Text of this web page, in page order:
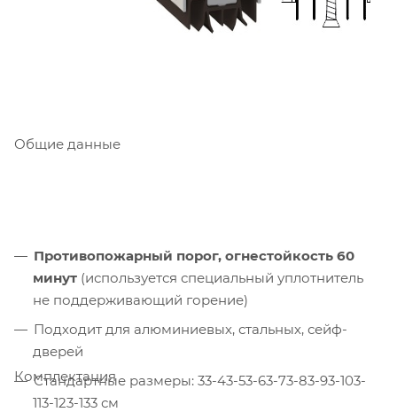
Общие данные
Противопожарный порог, огнестойкость 60
минут (используется специальный уплотнитель
не поддерживающий горение)
Подходит для алюминиевых, стальных, сейф-
дверей
Стандартные размеры: 33-43-53-63-73-83-93-103-
113-123-133 см
Комплектация